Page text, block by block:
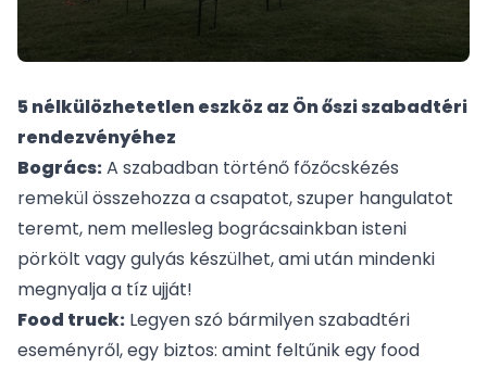
5 nélkülözhetetlen eszköz az Ön őszi szabadtéri
rendezvényéhez
Bogrács:A szabadban történő főzőcskézés
remekül összehozza a csapatot, szuper hangulatot
teremt, nem mellesleg bográcsainkban isteni
pörkölt vagy gulyás készülhet, ami után mindenki
megnyalja a tíz ujját!
Food truck: Legyen szó bármilyen szabadtéri
eseményről, egy biztos: amint feltűnik egy food